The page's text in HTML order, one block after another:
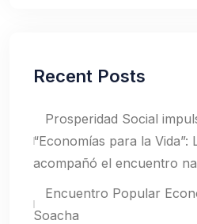
Recent Posts
Prosperidad Social
“Economías para la Vida”:
acompañó el encuentro
Encuentro Popular
Soacha